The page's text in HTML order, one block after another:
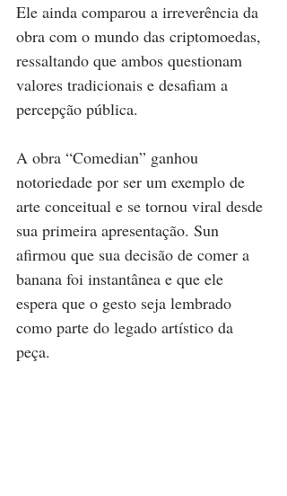
Ele ainda comparou a irreverência da
obra com o mundo das criptomoedas,
ressaltando que ambos questionam
valores tradicionais e desafiam a
percepção pública.
A obra “Comedian” ganhou
notoriedade por ser um exemplo de
arte conceitual e se tornou viral desde
sua primeira apresentação. Sun
afirmou que sua decisão de comer a
banana foi instantânea e que ele
espera que o gesto seja lembrado
como parte do legado artístico da
peça.